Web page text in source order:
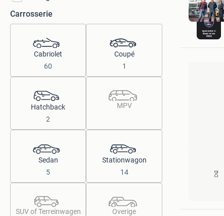
Carrosserie
Cabriolet
60
Coupé
1
Hatchback
2
MPV
Sedan
5
Stationwagon
14
SUV of Terreinwagen
Overige